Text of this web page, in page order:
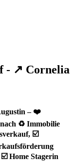
– ❤️
♻ Immobilie
☑️
Home Stagerin